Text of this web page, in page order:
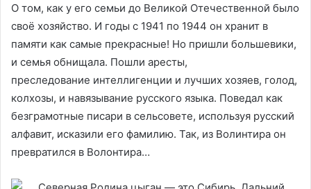
О том, как у его семьи до Великой Отечественной было
своё хозяйство. И годы с 1941 по 1944 он хранит в
памяти как самые прекрасные! Но пришли большевики,
и семья обнищала. Пошли аресты,
преследование интеллигенции и лучших хозяев, голод,
колхозы, и навязывание русского языка. Поведал как
безграмотные писари в сельсовете, используя русский
алфавит, исказили его фамилию. Так, из Волинтира он
превратился в Волонтира…